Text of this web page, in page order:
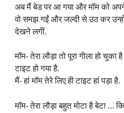
अब मैं बेड पर आ गया और मॉम को
वो समझ गईं और जल्दी से उठ कर
देखने लगीं.
मॉम- तेरा लौड़ा तो पूरा गीला हो
टाइट हो गया है.
मैं- हां मॉम तेरे लिए ही टाइट हां पड़ा है.
मॉम- तेरा लौड़ा बहुत मोटा है बेटा …